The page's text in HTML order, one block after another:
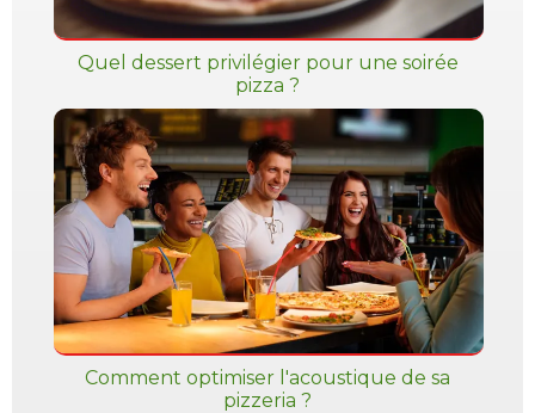
Quel dessert privilégier pour une soirée
pizza ?
Comment optimiser l'acoustique de sa
pizzeria ?